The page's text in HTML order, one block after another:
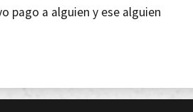
pago a alguien y ese alguien